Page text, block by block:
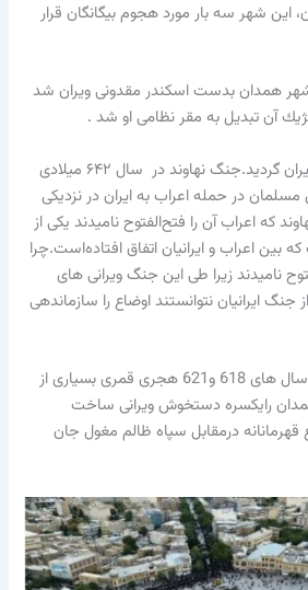
این شهر سه بار مورد هجوم بیگانگان قرار
در سال 330ق.م شهر همدان بدست اسكندر مقدونی ویران شد
آن تبدیل به مقر نظامی او شد .
بار دوم بوسیله ی اعراب ویران گردید.جنگ نهاوند در سال ۶۴۲ میلادی
در حمله اعراب به ایران در نزدیکی
که اعراب آن را فتح‌الفتوح نامیدند یکی از
اعراب و ایرانیان اتفاق افتاده‌است.چرا
نامیدند زیرا طی این جنگ ویرانی های
ایرانیان نتوانستند اوضاع را سازماندهی
بار سوم یورش مغولان در سال های 618 و621 هجری قمری بسیاری از
رایكسره دستخوش ویرانی ساخت
قهرمانانه درمقابل سپاه ظالم مغول جان